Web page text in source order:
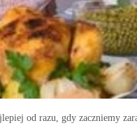
od razu, gdy zaczniemy